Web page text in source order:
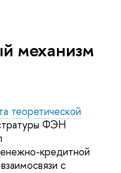
механизм
теоретической
ФЭН
кредитной
с